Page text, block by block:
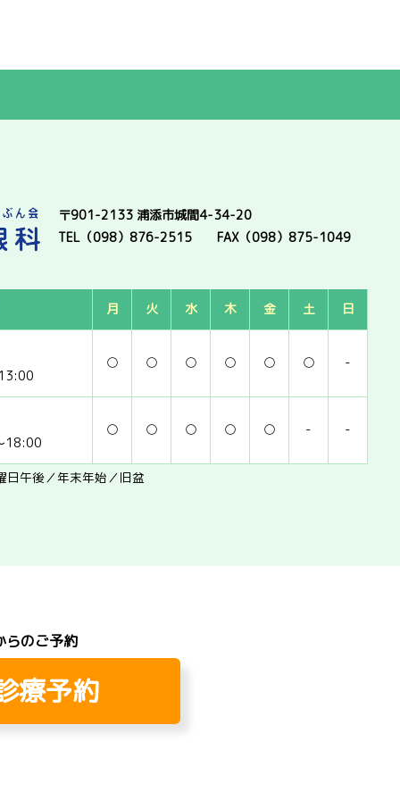
〒901-2133 浦添市城間4-34-20
TEL（098）876-2515 FAX（098）875-1049
月 火 水 木 金 土 日
○ ○ ○ ○ ○ ○ -
18:00
○ ○ ○ ○ ○ - -
午後／年末年始／旧盆
らのご予約
療予約